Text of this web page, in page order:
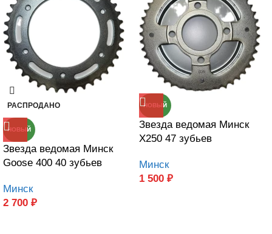
РАСПРОДАНО
НОВЫЙ
Звезда ведомая Минск
Goose 400 40 зубьев
Минск
2 700 ₽
НОВЫЙ
Звезда ведомая Минск
X250 47 зубьев
Минск
1 500 ₽